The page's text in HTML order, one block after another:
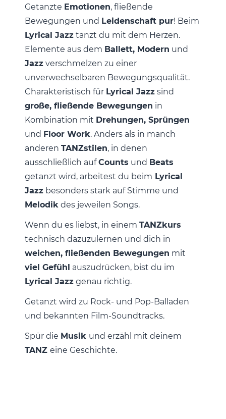
Getanzte Emotionen, fließende
Bewegungen und Leidenschaft pur! Beim
Lyrical Jazz tanzt du mit dem Herzen.
Elemente aus dem Ballett, Modern und
Jazz verschmelzen zu einer
unverwechselbaren Bewegungsqualität.
Charakteristisch für Lyrical Jazz sind
große, fließende Bewegungen in
Kombination mit Drehungen, Sprüngen
und Floor Work. Anders als in manch
anderenTANZstilen, in denen
ausschließlich aufCounts und Beats
getanzt wird, arbeitest du beim Lyrical
Jazz besonders stark auf Stimme und
Melodik des jeweilen Songs.
Wenn du es liebst, in einemTANZkurs
technisch dazuzulernen und dich in
weichen, fließenden Bewegungen mit
viel Gefühl auszudrücken, bist du im
Lyrical Jazz genau richtig.
Getanzt wird zu Rock- und Pop-Balladen
und bekannten Film-Soundtracks.
Spür die Musik und erzähl mit deinem
TANZeine Geschichte.